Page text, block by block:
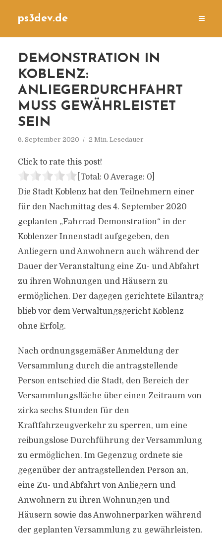
ps3dev.de
DEMONSTRATION IN
KOBLENZ:
ANLIEGERDURCHFAHRT
MUSS GEWÄHRLEISTET
SEIN
6. September 2020 2 Min. Lesedauer
Click to rate this post!
[Total: 0 Average: 0]
Die Stadt Koblenz hat den Teilnehmern einer
für den Nachmittag des 4. September 2020
geplanten „Fahrrad-Demonstration“ in der
Koblenzer Innenstadt aufgegeben, den
Anliegern und Anwohnern auch während der
Dauer der Veranstaltung eine Zu- und Abfahrt
zu ihren Wohnungen und Häusern zu
ermöglichen. Der dagegen gerichtete Eilantrag
blieb vor dem Verwaltungsgericht Koblenz
ohne Erfolg.
Nach ordnungsgemäßer Anmeldung der
Versammlung durch die antragstellende
Person entschied die Stadt, den Bereich der
Versammlungsfläche über einen Zeitraum von
zirka sechs Stunden für den
Kraftfahrzeugverkehr zu sperren, um eine
reibungslose Durchführung der Versammlung
zu ermöglichen. Im Gegenzug ordnete sie
gegenüber der antragstellenden Person an,
eine Zu- und Abfahrt von Anliegern und
Anwohnern zu ihren Wohnungen und
Häusern sowie das Anwohnerparken während
der geplanten Versammlung zu gewährleisten.